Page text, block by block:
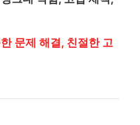
문제 해결, 친절한 고